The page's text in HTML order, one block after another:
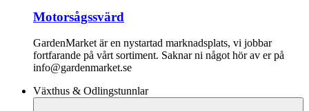
Motorsågssvärd
GardenMarket är en nystartad marknadsplats, vi jobbar
fortfarande på vårt sortiment. Saknar ni något hör av er på
info@gardenmarket.se
Växthus & Odlingstunnlar